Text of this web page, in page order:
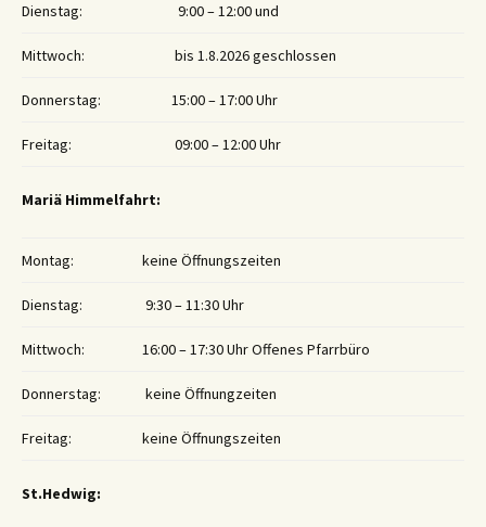
Dienstag: 9:00 – 12:00 und
Mittwoch: bis 1.8.2026 geschlossen
Donnerstag: 15:00 – 17:00 Uhr
Freitag: 09:00 – 12:00 Uhr
Mariä Himmelfahrt:
Montag: keine Öffnungszeiten
Dienstag: 9:30 – 11:30 Uhr
Mittwoch: 16:00 – 17:30 Uhr Offenes Pfarrbüro
Donnerstag: keine Öffnungzeiten
Freitag: keine Öffnungszeiten
St.Hedwig: